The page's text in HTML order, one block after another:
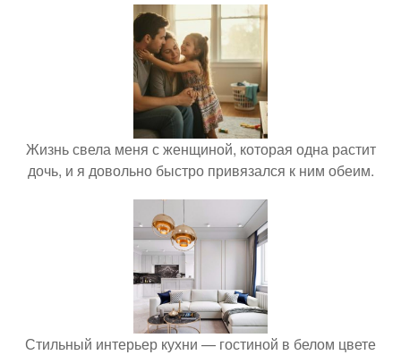
Жизнь свела меня с женщиной, которая одна растит
дочь, и я довольно быстро привязался к ним обеим.
Стильный интерьер кухни — гостиной в белом цвете